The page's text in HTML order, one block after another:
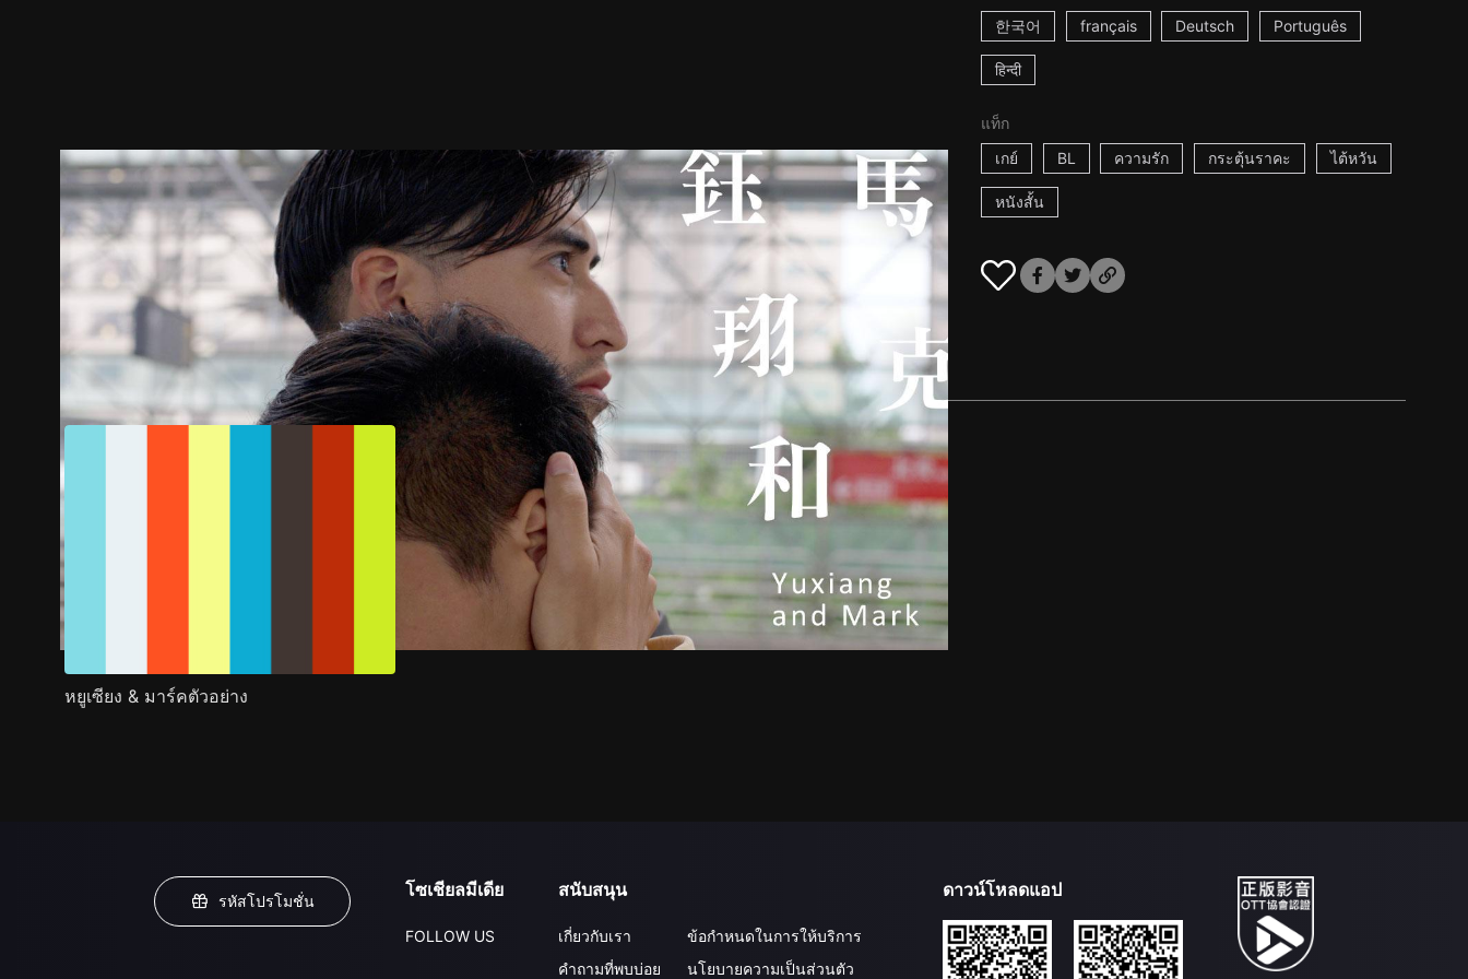
한국어 français Deutsch Português
हिन्दी
แท็ก
เกย์
BL ความรัก กระตุ้นราคะ ไต้หวัน
หนังสั้น
ภาพนิ่ง เนื้อหาที่แนะนำ รายละเอียด
หยูเซียง & มาร์คตัวอย่าง
รหัสโปรโมชั่น
โซเชียลมีเดีย
FOLLOW US
สนับสนุน
เกี่ยวกับเรา
คำถามที่พบบ่อย
ข้อกำหนดในการให้บริการ
นโยบายความเป็นส่วนตัว
ดาวน์โหลดแอป